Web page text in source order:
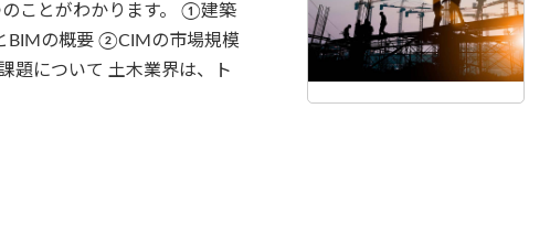
ことがわかります。 ①建築
BIMの概要 ②CIMの市場規模
題について 土木業界は、ト